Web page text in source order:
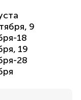
9
18
19
28